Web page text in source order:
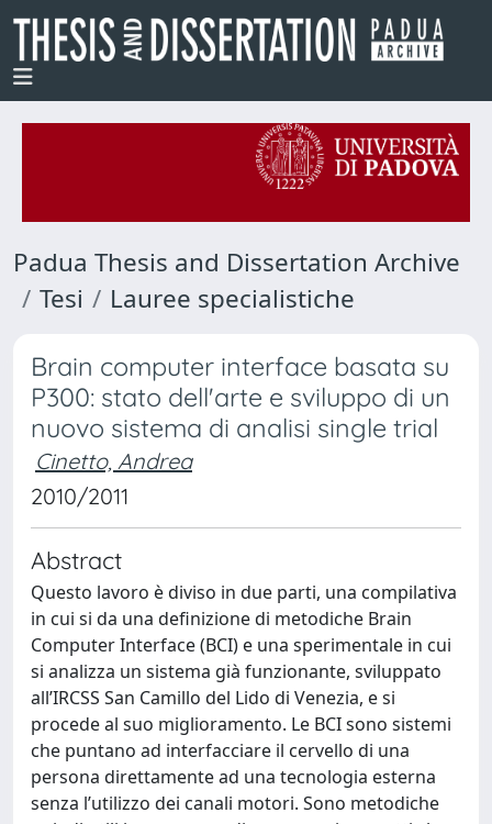
Padua Thesis and Dissertation Archive
Tesi
Lauree specialistiche
Brain computer interface basata su
P300: stato dell'arte e sviluppo di un
nuovo sistema di analisi single trial
Cinetto, Andrea
2010/2011
Abstract
Questo lavoro è diviso in due parti, una compilativa
in cui si da una definizione di metodiche Brain
Computer Interface (BCI) e una sperimentale in cui
si analizza un sistema già funzionante, sviluppato
all’IRCSS San Camillo del Lido di Venezia, e si
procede al suo miglioramento. Le BCI sono sistemi
che puntano ad interfacciare il cervello di una
persona direttamente ad una tecnologia esterna
senza l’utilizzo dei canali motori. Sono metodiche